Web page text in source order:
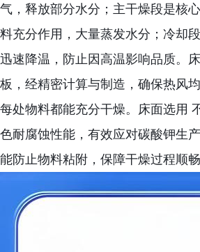
气，释放部分水分；主干燥段是核
料充分作用，大量蒸发水分；冷却
迅速降温，防止因高温影响品质。
板，经精密计算与制造，确保热风
每处物料都能充分干燥。床面选用
色耐腐蚀性能，有效应对碳酸钾生
能防止物料粘附，保障干燥过程顺畅